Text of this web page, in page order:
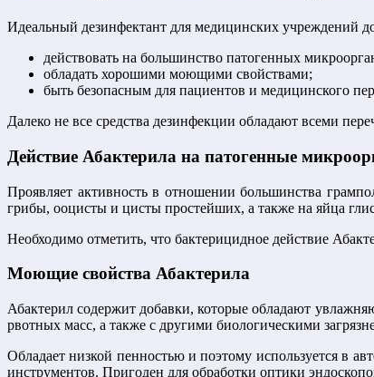
Идеальный дезинфектант для медицинских учреждений
действовать на большинство патогенных
обладать хорошими моющими свойствами;
быть безопасным для пациентов и медицинского
Далеко не все средства дезинфекции обладают всеми
Действие Абактерила на патогенные
Проявляет активность в отношении большинства
грибы, ооцисты и цисты простейших, а также на яйца
Необходимо отметить, что бактерицидное действие
Моющие свойства Абактерила
Абактерил содержит добавки, которые обладают
рвотных масс, а также с другими биологическими
Обладает низкой пенностью и поэтому используется в
инструментов. Пригоден для обработки оптики